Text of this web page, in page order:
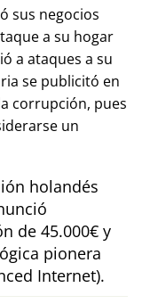
sus negocios
a su hogar
a ataques a su
se publicitó en
corrupción, pues
un
holandés
de 45.000€ y
pionera
Internet).